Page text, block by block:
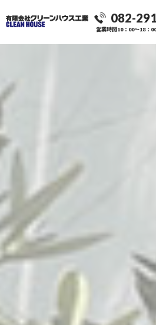
082-
営業時間10：00～18：